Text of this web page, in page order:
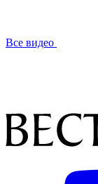
Все видео